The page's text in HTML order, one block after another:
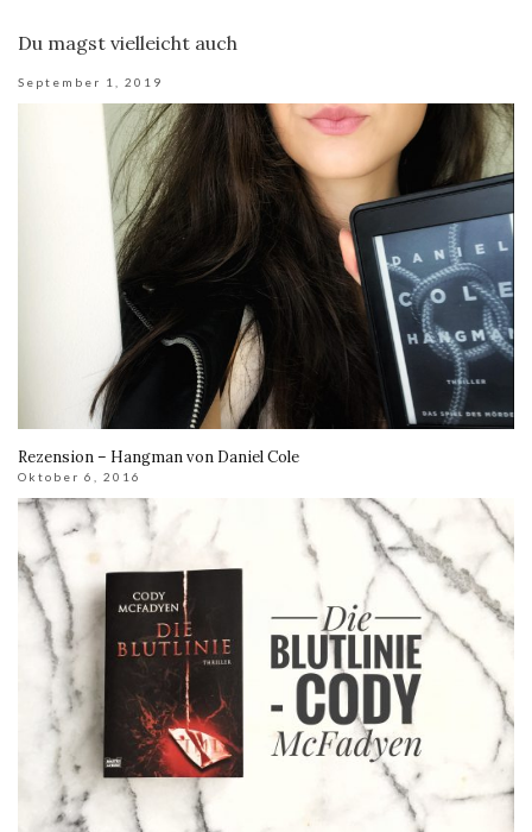
Du magst vielleicht auch
September 1, 2019
Rezension – Hangman von Daniel Cole
Oktober 6, 2016